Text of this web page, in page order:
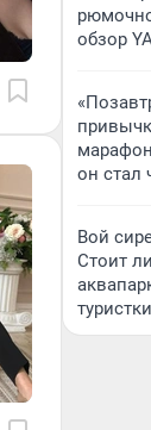
обзор
он стал
Вой
Стоит
туристки